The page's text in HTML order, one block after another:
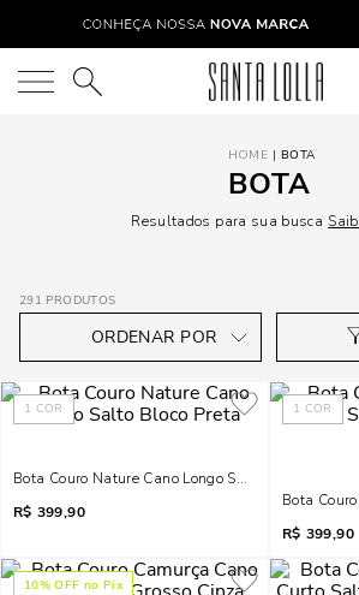
O que você está procurando?
BOTA
BOTA
Resultados para sua busca
291 PRODUTOS
1 COR
Bota Couro Nature Cano Longo Salto Bloco Preta
R$ 399,90
1 COR
Bota
R$ 399,90
10% OFF no Pix